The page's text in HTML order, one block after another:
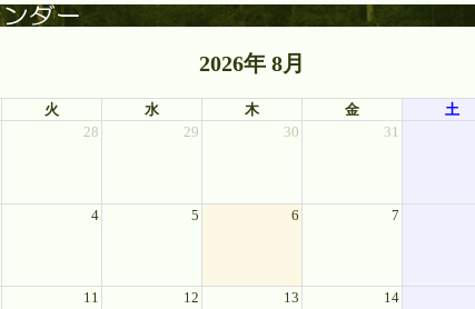
2026年 8月
火 水 木 金 土
28 29 30 31
4 5 6 7
11 12 13 14